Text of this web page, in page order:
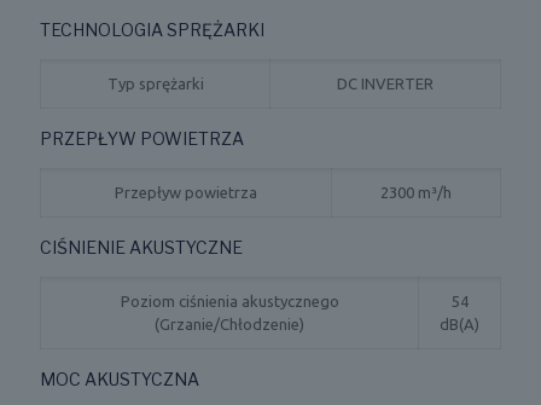
TECHNOLOGIA SPRĘŻARKI
Typ sprężarki DC INVERTER
PRZEPŁYW POWIETRZA
Przepływ powietrza 2300 m³/h
CIŚNIENIE AKUSTYCZNE
Poziom ciśnienia akustycznego
(Grzanie/Chłodzenie)
54
dB(A)
MOC AKUSTYCZNA